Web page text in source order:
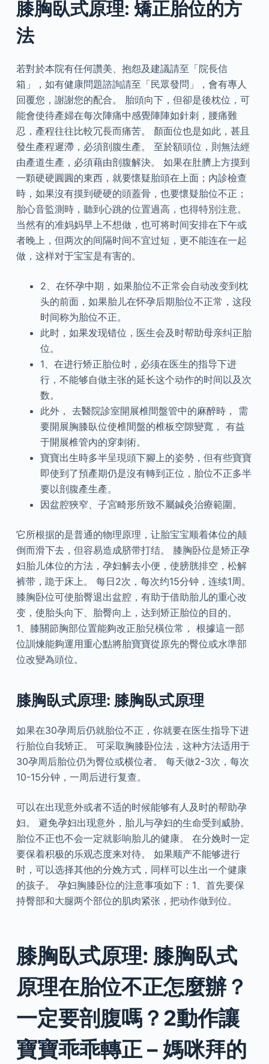
膝胸臥式原理: 矯正胎位的方
法
若對於本院有任何讚美、抱怨及建議請至「院長信
箱」，如有健康問題諮詢請至「民眾發問」，會有專人
回覆您，謝謝您的配合。 胎頭向下，但卻是後枕位，可
能會使待產婦在每次陣痛中感覺陣陣如針刺，腰痛難
忍，產程往往比較冗長而痛苦。 顏面位也是如此，甚且
發生產程遲滯，必須剖腹生產。 至於額頭位，則無法經
由產道生產，必須藉由剖腹解決。 如果在肚臍上方摸到
一顆硬硬圓圓的東西，就要懷疑胎頭在上面；內診檢查
時，如果沒有摸到硬硬的頭蓋骨，也要懷疑胎位不正；
胎心音監測時，聽到心跳的位置過高，也得特別注意。
当然有的准妈妈早上不想做，也可将时间安排在下午或
者晚上，但两次的间隔时间不宜过短，更不能连在一起
做，这样对于宝宝是有害的。
2、在怀孕中期，如果胎位不正常会自动改变到枕
头的前面，如果胎儿在怀孕后期胎位不正常，这段
时间称为胎位不正。
此时，如果发现错位，医生会及时帮助母亲纠正胎
位。
1、在进行矫正胎位时，必须在医生的指导下进
行，不能够自做主张的延长这个动作的时间以及次
数。
此外， 去醫院診室開展椎間盤管中的麻醉時， 需
要開展胸膝臥位使椎間盤的椎板空隙變寬， 有益
于開展椎管內的穿刺術。
寶寶出生時多半呈現頭下腳上的姿勢，但有些寶寶
即使到了預產期仍是沒有轉到正位，胎位不正多半
要以剖腹產生產。
因盆腔狹窄、子宮畸形所致不屬鍼灸治療範圍。
它所根据的是普通的物理原理，让胎宝宝顺着体位的颠
倒而滑下去，但容易造成脐带打结。 膝胸卧位是矫正孕
妇胎儿体位的方法，孕妇解去小便，使膀胱排空，松解
裤带，跪于床上。 每日2次，每次约15分钟，连续1周。
膝胸卧位可使胎臀退出盆腔，有助于借助胎儿的重心改
变，使胎头向下、胎臀向上，达到矫正胎位的目的。
1、膝關節胸部位置能夠改正胎兒橫位常， 根據這一部
位訓煉能夠運用重心點將胎寶寶從原先的臀位或水準部
位改變為頭位。
膝胸臥式原理: 膝胸臥式原理
如果在30孕周后仍就胎位不正，你就要在医生指导下进
行胎位自我矫正。 可采取胸膝卧位法，这种方法适用于
30孕周后胎位仍为臀位或横位者。 每天做2-3次，每次
10-15分钟，一周后进行复查。
可以在出现意外或者不适的时候能够有人及时的帮助孕
妇。 避免孕妇出现意外，胎儿与孕妇的生命受到威胁。
胎位不正也不会一定就影响胎儿的健康。 在分娩时一定
要保着积极的乐观态度来对待。 如果顺产不能够进行
时，可以选择其他的分娩方式，同样可以生出一个健康
的孩子。 孕妇胸膝卧位的注意事项如下：1、首先要保
持臀部和大腿两个部位的肌肉紧张，把动作做到位。
膝胸臥式原理: 膝胸臥式
原理在胎位不正怎麼辦？
一定要剖腹嗎？2動作讓
寶寶乖乖轉正 – 媽咪拜的